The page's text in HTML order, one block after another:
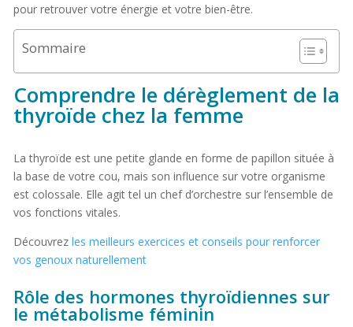
pour retrouver votre énergie et votre bien-être.
Sommaire
Comprendre le dérèglement de la
thyroïde chez la femme
La thyroïde est une petite glande en forme de papillon située à
la base de votre cou, mais son influence sur votre organisme
est colossale. Elle agit tel un chef d’orchestre sur l’ensemble de
vos fonctions vitales.
Découvrez les meilleurs exercices et conseils pour renforcer
vos genoux naturellement
Rôle des hormones thyroïdiennes sur
le métabolisme féminin